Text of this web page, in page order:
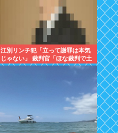
江別リンチ犯「立って謝罪は本気
じゃない」 裁判官「ほな裁判で土
下座してないキミは本気じゃない